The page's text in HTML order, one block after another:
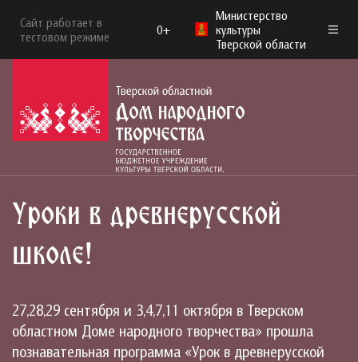
Сайт работает в
тестовом режиме
0+
Министерство
культуры
Тверской области
Уроки в древнерусской
школе!
27,28,29 сентября и 3,4,7,11 октября в Тверском
областном Доме народного творчества» прошла
познавательная программа «Урок в древнерусской